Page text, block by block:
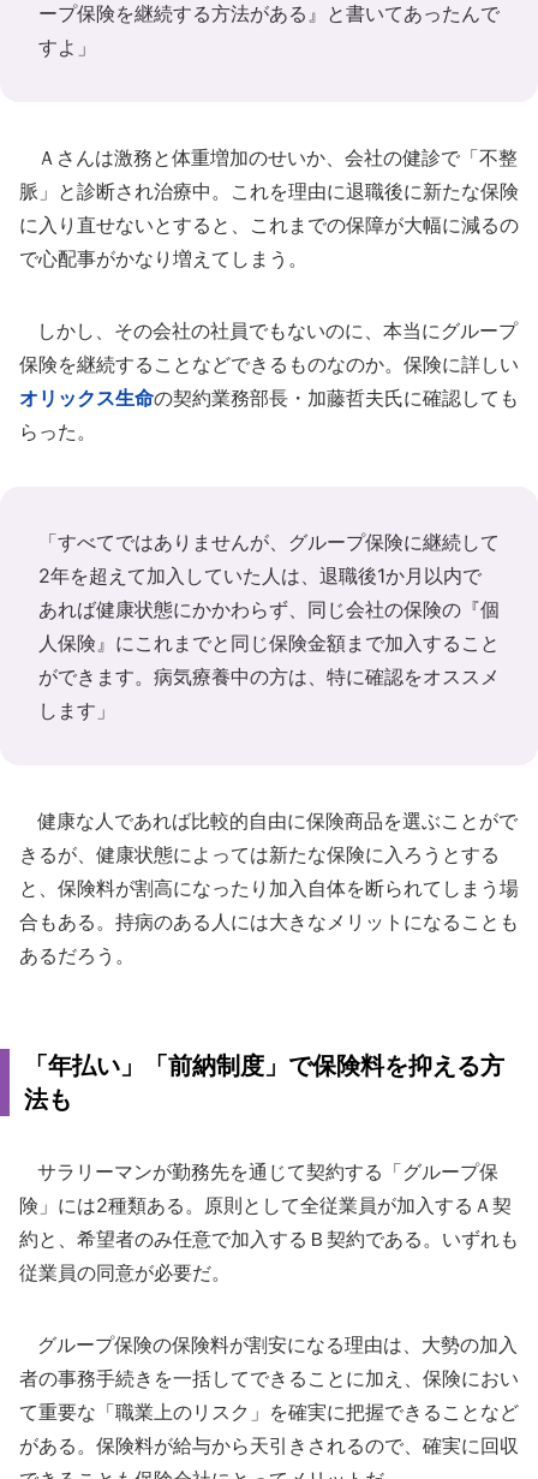
ープ保険を継続する方法がある』と書いてあったんで
すよ」
Ａさんは激務と体重増加のせいか、会社の健診で「不整
脈」と診断され治療中。これを理由に退職後に新たな保険
に入り直せないとすると、これまでの保障が大幅に減るの
で心配事がかなり増えてしまう。
しかし、その会社の社員でもないのに、本当にグループ
保険を継続することなどできるものなのか。保険に詳しい
オリックス生命の契約業務部長・加藤哲夫氏に確認しても
らった。
「すべてではありませんが、グループ保険に継続して
2年を超えて加入していた人は、退職後1か月以内で
あれば健康状態にかかわらず、同じ会社の保険の『個
人保険』にこれまでと同じ保険金額まで加入すること
ができます。病気療養中の方は、特に確認をオススメ
します」
健康な人であれば比較的自由に保険商品を選ぶことがで
きるが、健康状態によっては新たな保険に入ろうとする
と、保険料が割高になったり加入自体を断られてしまう場
合もある。持病のある人には大きなメリットになることも
あるだろう。
「年払い」「前納制度」で保険料を抑える方
法も
サラリーマンが勤務先を通じて契約する「グループ保
険」には2種類ある。原則として全従業員が加入するＡ契
約と、希望者のみ任意で加入するＢ契約である。いずれも
従業員の同意が必要だ。
グループ保険の保険料が割安になる理由は、大勢の加入
者の事務手続きを一括してできることに加え、保険におい
て重要な「職業上のリスク」を確実に把握できることなど
がある。保険料が給与から天引きされるので、確実に回収